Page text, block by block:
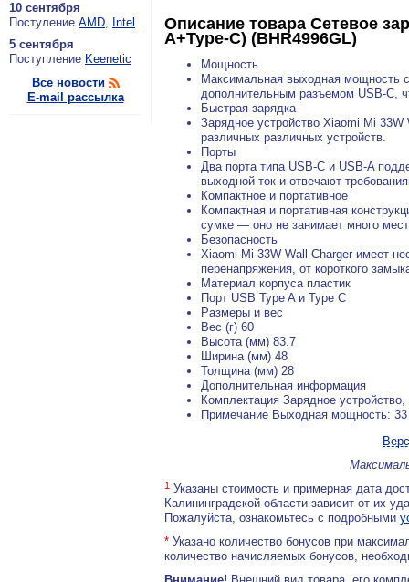
10 сентября
По­сту­ле­ние AMD, Intel
5 сентября
По­ступ­ле­ние Keenetic
Все новости
E-mail рассылка
Описание товара Сетевое
A+Type-C) (BHR4996GL)
Мощность
Максимальная выходная мощность
дополнительным разъемом USB-C,
Быстрая зарядка
Зарядное устройство Xiaomi Mi
различных различных устройств.
Порты
Два порта типа USB-C и USB-A
выходной ток и отвечают
Компактное и портативное
Компактная и портативная
сумке — оно не занимает много
Безопасность
Xiaomi Mi 33W Wall Charger имеет
перенапряжения, от короткого
Материал корпуса пластик
Порт USB Type A и Type C
Размеры и вес
Вес (г) 60
Высота (мм) 83.7
Ширина (мм) 48
Толщина (мм) 28
Дополнительная информация
Комплектация Зарядное
Примечание Выходная мощность:
1 Указаны стоимость и примерная дата
Калининградской области зависит от их
Пожалуйста, ознакомьтесь с подробными
* Указано количество бонусов при
количество начисляемых бонусов,